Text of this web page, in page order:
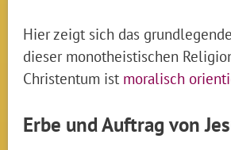
Hier zeigt sich das
dieser monotheistischen
Christentum ist moralisch
Erbe und Auftrag von